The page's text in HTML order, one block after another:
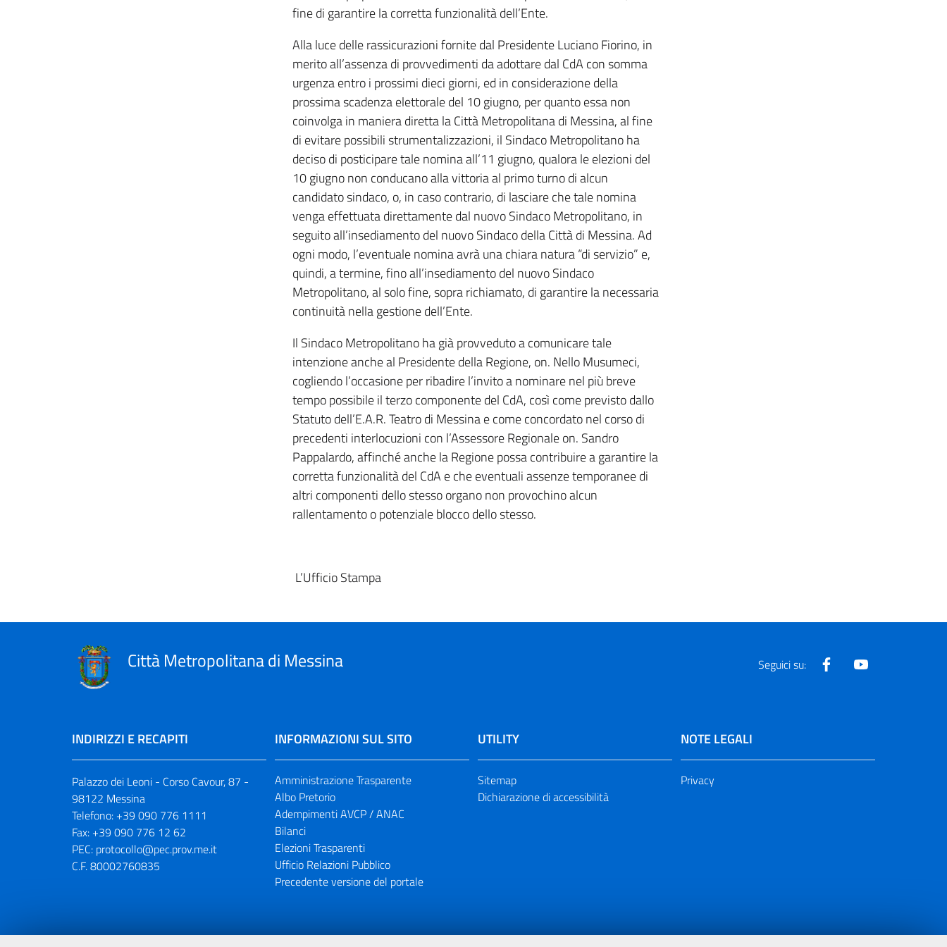
fine di garantire la corretta funzionalità dell’Ente.
Alla luce delle rassicurazioni fornite dal Presidente Luciano Fiorino, in
merito all’assenza di provvedimenti da adottare dal CdA con somma
urgenza entro i prossimi dieci giorni, ed in considerazione della
prossima scadenza elettorale del 10 giugno, per quanto essa non
coinvolga in maniera diretta la Città Metropolitana di Messina, al fine
di evitare possibili strumentalizzazioni, il Sindaco Metropolitano ha
deciso di posticipare tale nomina all’11 giugno, qualora le elezioni del
10 giugno non conducano alla vittoria al primo turno di alcun
candidato sindaco, o, in caso contrario, di lasciare che tale nomina
venga effettuata direttamente dal nuovo Sindaco Metropolitano, in
seguito all’insediamento del nuovo Sindaco della Città di Messina. Ad
ogni modo, l’eventuale nomina avrà una chiara natura “di servizio” e,
quindi, a termine, fino all’insediamento del nuovo Sindaco
Metropolitano, al solo fine, sopra richiamato, di garantire la necessaria
continuità nella gestione dell’Ente.
Il Sindaco Metropolitano ha già provveduto a comunicare tale
intenzione anche al Presidente della Regione, on. Nello Musumeci,
cogliendo l’occasione per ribadire l’invito a nominare nel più breve
tempo possibile il terzo componente del CdA, così come previsto dallo
Statuto dell’E.A.R. Teatro di Messina e come concordato nel corso di
precedenti interlocuzioni con l’Assessore Regionale on. Sandro
Pappalardo, affinché anche la Regione possa contribuire a garantire la
corretta funzionalità del CdA e che eventuali assenze temporanee di
altri componenti dello stesso organo non provochino alcun
rallentamento o potenziale blocco dello stesso.
L’Ufficio Stampa
Città Metropolitana di Messina Seguici su: Facebook
INDIRIZZI E RECAPITI
Palazzo dei Leoni - Corso Cavour, 87 -
98122 Messina
Telefono: +39 090 776 1111
Fax: +39 090 776 12 62
PEC: protocollo@pec.prov.me.it
C.F. 80002760835
INFORMAZIONI SUL SITO
Amministrazione Trasparente
Albo Pretorio
Adempimenti AVCP / ANAC
Bilanci
Elezioni Trasparenti
Ufficio Relazioni Pubblico
Precedente versione del portale
UTILITY
Sitemap
Dichiarazione di accessibilità
NOTE LEGALI
Privacy